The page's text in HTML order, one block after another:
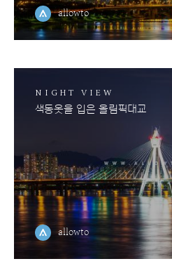
allowto
NIGHT VIEW
색동옷을 입은 올림픽대교
allowto